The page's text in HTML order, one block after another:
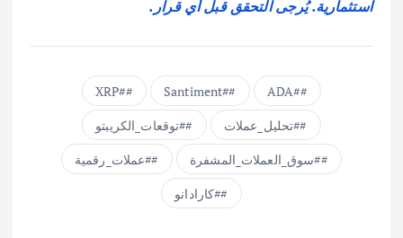
استثمارية. يُرجى التحقق قبل أي قرار.
#ADA
#Santiment
#XRP
#تحليل_عملات
#توقعات_الكريبتو
#سوق_العملات_المشفرة
#عملات_رقمية
#كارادانو